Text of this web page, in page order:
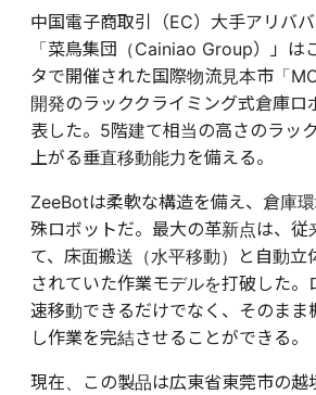
中国電子商取引（EC）大手アリバ
「菜鳥集団（Cainiao Group）」は
タで開催された国際物流見本市「
開発のラッククライミング式倉庫
表した。5階建て相当の高さのラッ
上がる垂直移動能力を備える。
ZeeBotは柔軟な構造を備え、倉庫
殊ロボットだ。最大の革新点は、従
て、床面搬送（水平移動）と自動
されていた作業モデルを打破した。
速移動できるだけでなく、そのまま
し作業を完結させることができる。
現在、この製品は広東省東莞市の